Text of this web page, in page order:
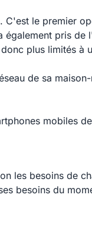
C'est le premier
pris
plus limités
de sa
mobiles
les besoins de
besoins du